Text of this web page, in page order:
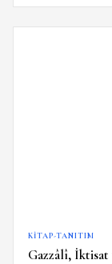
KITAP-TANITIM
Gazzâlî,